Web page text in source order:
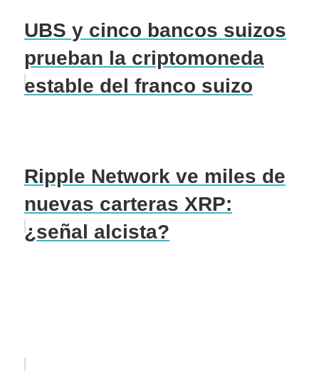
UBS y cinco bancos suizos
prueban la criptomoneda
estable del franco suizo
Ripple Network ve miles de
nuevas carteras XRP:
¿señal alcista?